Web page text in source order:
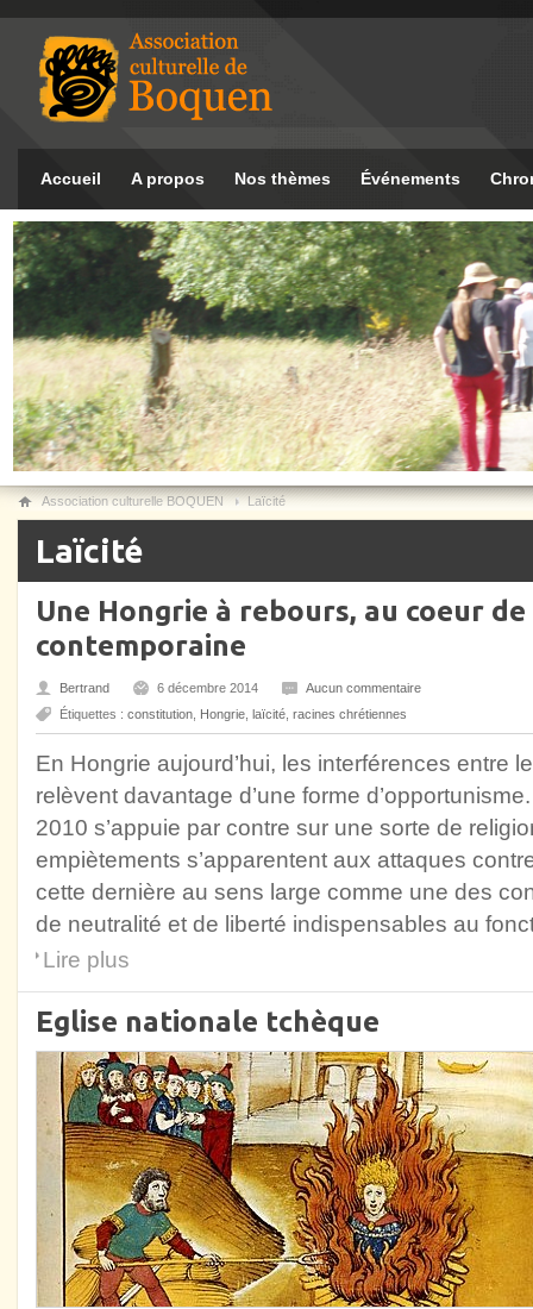
Accueil A propos Nos thèmes Événements
Association culturelle BOQUEN Laïcité
Laïcité
Une Hongrie à rebours, au coeur de
contemporaine
Bertrand 6 décembre 2014
Aucun commentaire
Étiquettes : constitution Hongrie laïcité racines chrétiennes
En Hongrie aujourd’hui, les interférences entre
relèvent davantage d’une forme
2010 s’appuie par contre sur une sorte de
empiètements s’apparentent aux attaques
cette dernière au sens large comme une des
de neutralité et de liberté indispensables au
Lire plus
Eglise nationale tchèque